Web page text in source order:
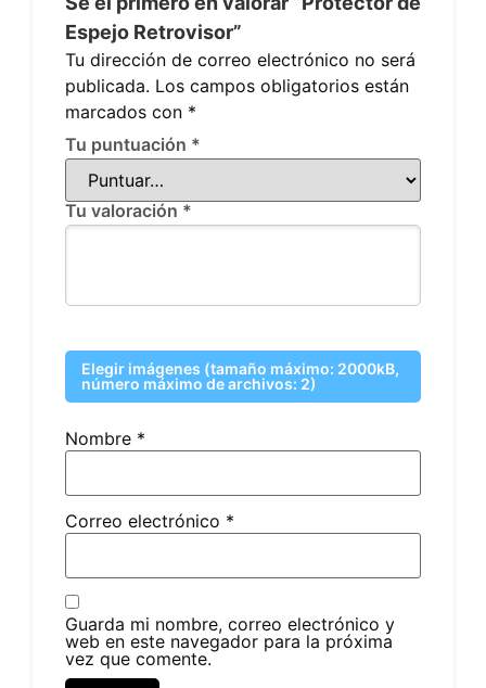
Espejo Retrovisor”
Tu dirección de correo electrónico no será
publicada. Los campos obligatorios están
marcados con *
Tu puntuación *
Tu valoración *
Elegir imágenes (tamaño máximo: 2000kB,
número máximo de archivos: 2)
Nombre *
Correo electrónico *
Guarda mi nombre, correo electrónico y
web en este navegador para la próxima
vez que comente.